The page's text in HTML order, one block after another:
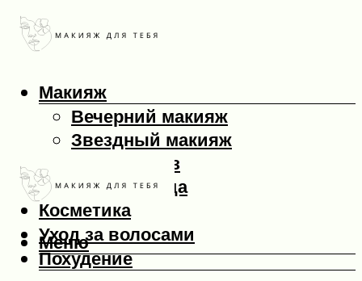
Макияж
Вечерний макияж
Звездный макияж
Макияж глаз
Макияж лица
Косметика
Уход за волосами
Похудение
Меню